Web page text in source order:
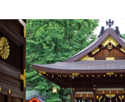
さと歴史の重みが融合した平野神社で
えください。